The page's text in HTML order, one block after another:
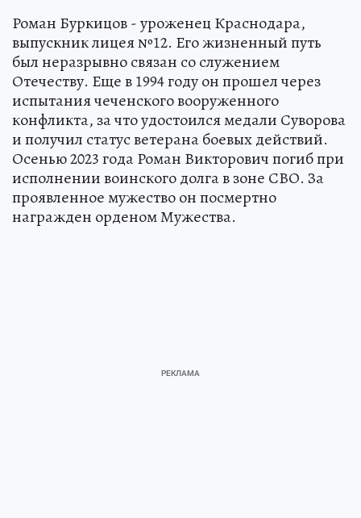
Роман Буркицов - уроженец Краснодара,
выпускник лицея №12. Его жизненный путь
был неразрывно связан со служением
Отечеству. Еще в 1994 году он прошел через
испытания чеченского вооруженного
конфликта, за что удостоился медали Суворова
и получил статус ветерана боевых действий.
Осенью 2023 года Роман Викторович погиб при
исполнении воинского долга в зоне СВО. За
проявленное мужество он посмертно
награжден орденом Мужества.